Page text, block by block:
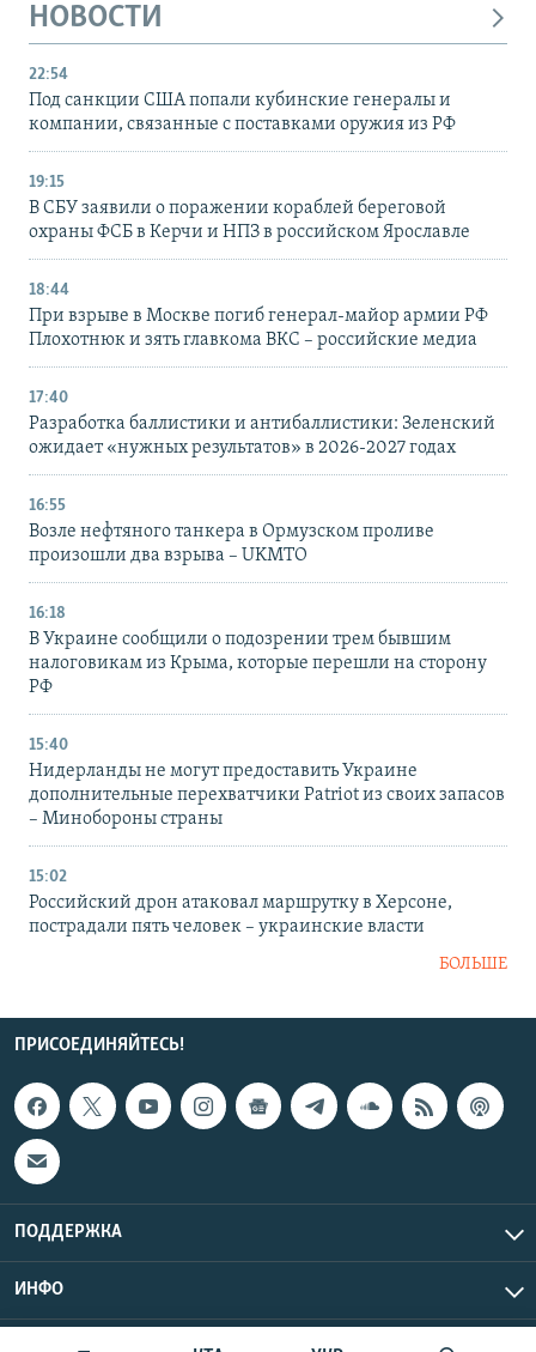
НОВОСТИ
22:54
Под санкции США попали кубинские генералы и
компании, связанные с поставками оружия из РФ
19:15
В СБУ заявили о поражении кораблей береговой
охраны ФСБ в Керчи и НПЗ в российском Ярославле
18:44
При взрыве в Москве погиб генерал-майор армии РФ
Плохотнюк и зять главкома ВКС – российские медиа
17:40
Разработка баллистики и антибаллистики: Зеленский
ожидает «нужных результатов» в 2026-2027 годах
16:55
Возле нефтяного танкера в Ормузском проливе
произошли два взрыва – UKMTO
16:18
В Украине сообщили о подозрении трем бывшим
налоговикам из Крыма, которые перешли на сторону
РФ
15:40
Нидерланды не могут предоставить Украине
дополнительные перехватчики Patriot из своих запасов
– Минобороны страны
15:02
Российский дрон атаковал маршрутку в Херсоне,
пострадали пять человек – украинские власти
БОЛЬШЕ
ПРИСОЕДИНЯЙТЕСЬ!
ПОДДЕРЖКА
ИНФО